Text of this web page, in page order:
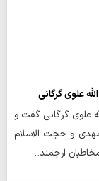
علوی گرگانی
علوی گرگانی گفت و
مهدی و حجت الاسلام
ارجمند…